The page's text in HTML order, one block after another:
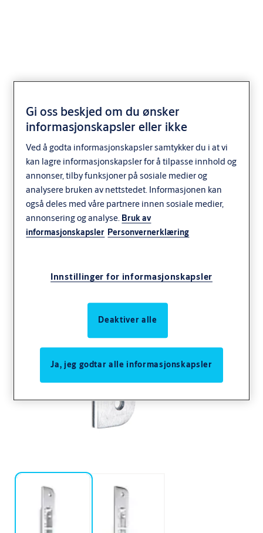
Gi oss beskjed om du ønsker
informasjonskapsler eller ikke
Ved å godta informasjonskapsler samtykker du i at vi
kan lagre informasjonskapsler for å tilpasse innhold og
annonser, tilby funksjoner på sosiale medier og
analysere bruken av nettstedet. Informasjonen kan
også deles med våre partnere innen sosiale medier,
annonsering og analyse. Bruk av
informasjonskapsler Personvernerklæring
Innstillinger for informasjonskapsler
Deaktiver alle
Ja, jeg godtar alle informasjonskapsler